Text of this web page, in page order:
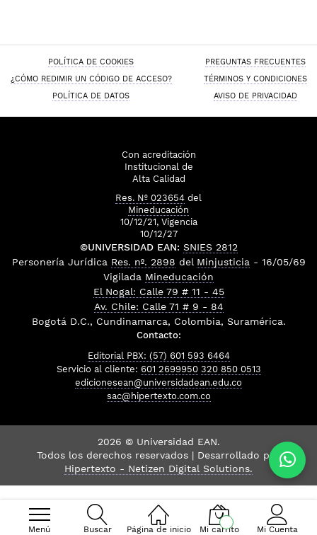
Menú Buscar Página de inicio Mi carrito Mi Cuenta
POLÍTICA DE COOKIES
PREGUNTAS FRECUENTES
¿CÓMO REDIMIR UN CÓDIGO DE ACCESO?
TÉRMINOS Y CONDICIONES
POLÍTICA DE DATOS
AVISO DE PRIVACIDAD
Con acreditación
Institucional de
Alta Calidad
Res. Nº 023654 del
Mineducación
10/12/21, Vigencia
10/12/27
©UNIVERSIDAD EAN: SNIES 2812
Personería Jurídica Res. nº. 2898 del Minjusticia - 16/05/69
Vigilada Mineducación
El Nogal: Calle 79 # 11 - 45
Av. Chile: Calle 71 # 9 - 84
Bogotá D.C., Cundinamarca, Colombia, Suramérica.
Contacto:
Editorial PBX: (57) 601 593 6464
Servicio al cliente: 601 2699950 320 850 0513
edicionesean@universidadean.edu.co
sac@hipertexto.com.co
2026 © Universidad EAN.
Todos los derechos reservados | Desarrollado por
Hipertexto - Netizen Digital Solutions.